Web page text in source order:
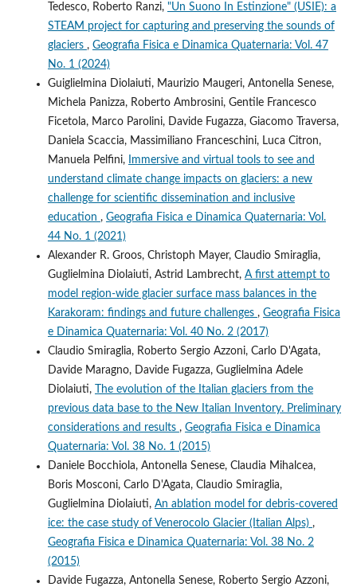
Tedesco, Roberto Ranzi, "Un Suono In Estinzione" (USIE): a
STEAM project for capturing and preserving the sounds of
glaciers , Geografia Fisica e Dinamica Quaternaria: Vol. 47
No. 1 (2024)
Guiglielmina Diolaiuti, Maurizio Maugeri, Antonella Senese,
Michela Panizza, Roberto Ambrosini, Gentile Francesco
Ficetola, Marco Parolini, Davide Fugazza, Giacomo Traversa,
Daniela Scaccia, Massimiliano Franceschini, Luca Citron,
Manuela Pelfini,
Immersive and virtual tools to see and
understand climate change impacts on glaciers: a new
challenge for scientific dissemination and inclusive
education , Geografia Fisica e Dinamica Quaternaria: Vol.
44 No. 1 (2021)
Alexander R. Groos, Christoph Mayer, Claudio Smiraglia,
Guglielmina Diolaiuti, Astrid Lambrecht, A first attempt to
model region-wide glacier surface mass balances in the
Karakoram: findings and future challenges , Geografia Fisica
e Dinamica Quaternaria: Vol. 40 No. 2 (2017)
Claudio Smiraglia, Roberto Sergio Azzoni, Carlo D'Agata,
Davide Maragno, Davide Fugazza, Guglielmina Adele
Diolaiuti,
The evolution of the Italian glaciers from the
previous data base to the New Italian Inventory. Preliminary
considerations and results , Geografia Fisica e Dinamica
Quaternaria: Vol. 38 No. 1 (2015)
Daniele Bocchiola, Antonella Senese, Claudia Mihalcea,
Boris Mosconi, Carlo D'Agata, Claudio Smiraglia,
Guglielmina Diolaiuti, An ablation model for debris-covered
ice: the case study of Venerocolo Glacier (Italian Alps) ,
Geografia Fisica e Dinamica Quaternaria: Vol. 38 No. 2
(2015)
Davide Fugazza, Antonella Senese, Roberto Sergio Azzoni,